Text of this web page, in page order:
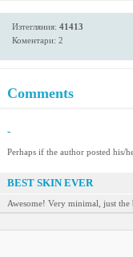
Изтегляния: 41413
Коментари: 2
Comments
-
Perhaps if the author posted his/
BEST SKIN EVER
Awesome! Very minimal, just